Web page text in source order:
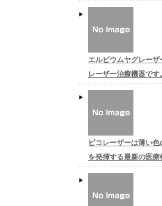
エルビウムヤグレー
レーザー治療機器で
ピコレーザーは薄い
を発揮する最新の医